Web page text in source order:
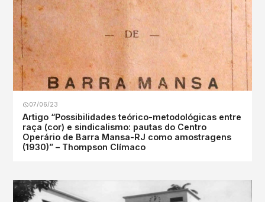
07/06/23
Artigo “Possibilidades teórico-metodológicas entre
raça (cor) e sindicalismo: pautas do Centro
Operário de Barra Mansa-RJ como amostragens
(1930)” – Thompson Clímaco